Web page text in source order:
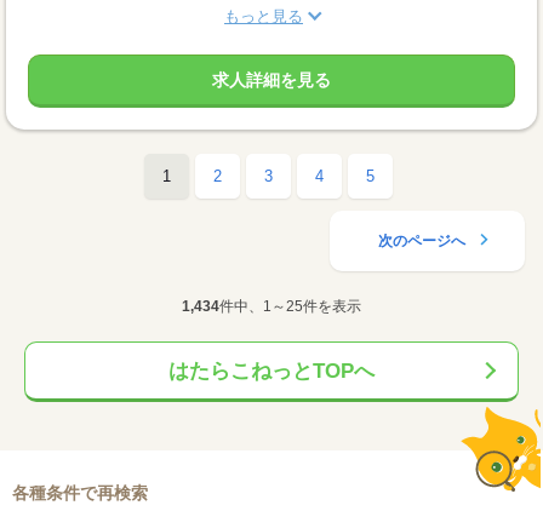
もっと見る
求人詳細を見る
1 2 3 4 5
次のページへ
1,434件中、1～25件を表示
はたらこねっとTOPへ
各種条件で再検索